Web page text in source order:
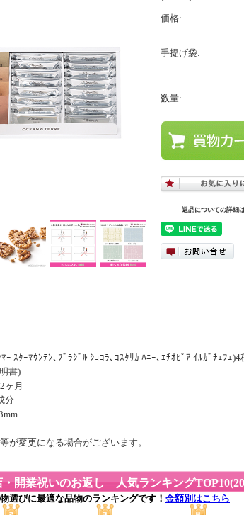
価格:
手提げ袋:
数量:
返品についての詳細
ｰ ｽﾀｰﾏｳﾝﾃﾝ､ﾌﾞﾗｼﾞﾙ ｼｮｺﾗ､ｺｽﾀﾘｶ ﾊﾆｰ､ｴﾁｵﾋﾟｱ ｲﾙｶﾞﾁｪﾌｪ
書)
ヶ月
分
が変更になる場合がございます。